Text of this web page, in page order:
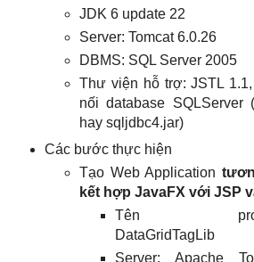
JDK 6 update 22
Server: Tomcat 6.0.26
DBMS: SQL Server 2005
Thư viện hỗ trợ: JSTL
nối database SQLServer
hay sqljdbc4.jar)
Các bước thực hiện
Tạo Web Application
kết hợp JavaFX với JSP
Tên
DataGridTagLib
Server: Apache